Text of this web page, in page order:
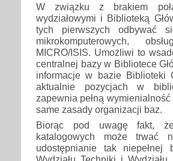
W związku z brakiem
wydziałowymi i Biblioteką
tych pierwszych odbywać
mikrokomputerowych,
MICRO/ISIS. Umożliwi to
centralnej bazy w Bibliotece
informacje w bazie Biblioteki
aktualnie pozycjach w
zapewnia pełną
same zasady organizacji baz.
Biorąc pod uwagę fakt,
katalogowych może
udostępnianie tak